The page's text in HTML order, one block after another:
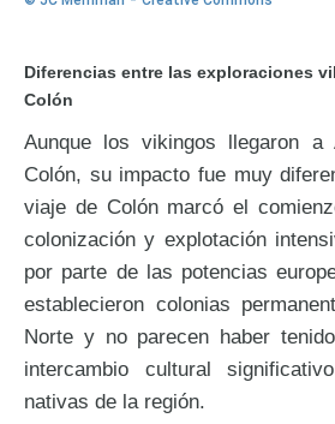
Diferencias entre las exploraciones
Colón
Aunque los vikingos llegaron a
Colón, su impacto fue muy
viaje de Colón marcó el
colonización y explotación
por parte de las potencias
establecieron colonias
Norte y no parecen haber
intercambio cultural
nativas de la región.